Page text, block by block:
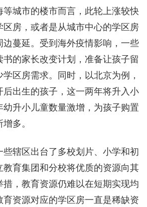
等城市的楼市而言，此轮上涨较快
区房，或者是从城市中心的学区房
蔓延。受到海外疫情影响，一些
的家长改变计划，准备让孩子留
区房需求。同时，以北京为例，
后出生的孩子，这一两年将升入小
升小儿童数量激增，为孩子购置
多。
些辖区出台了多校划片、小学和初
教育集团和分校将优质的资源向其
，教育资源仍难以在短期实现均
资源对应的学区房一直是稀缺资